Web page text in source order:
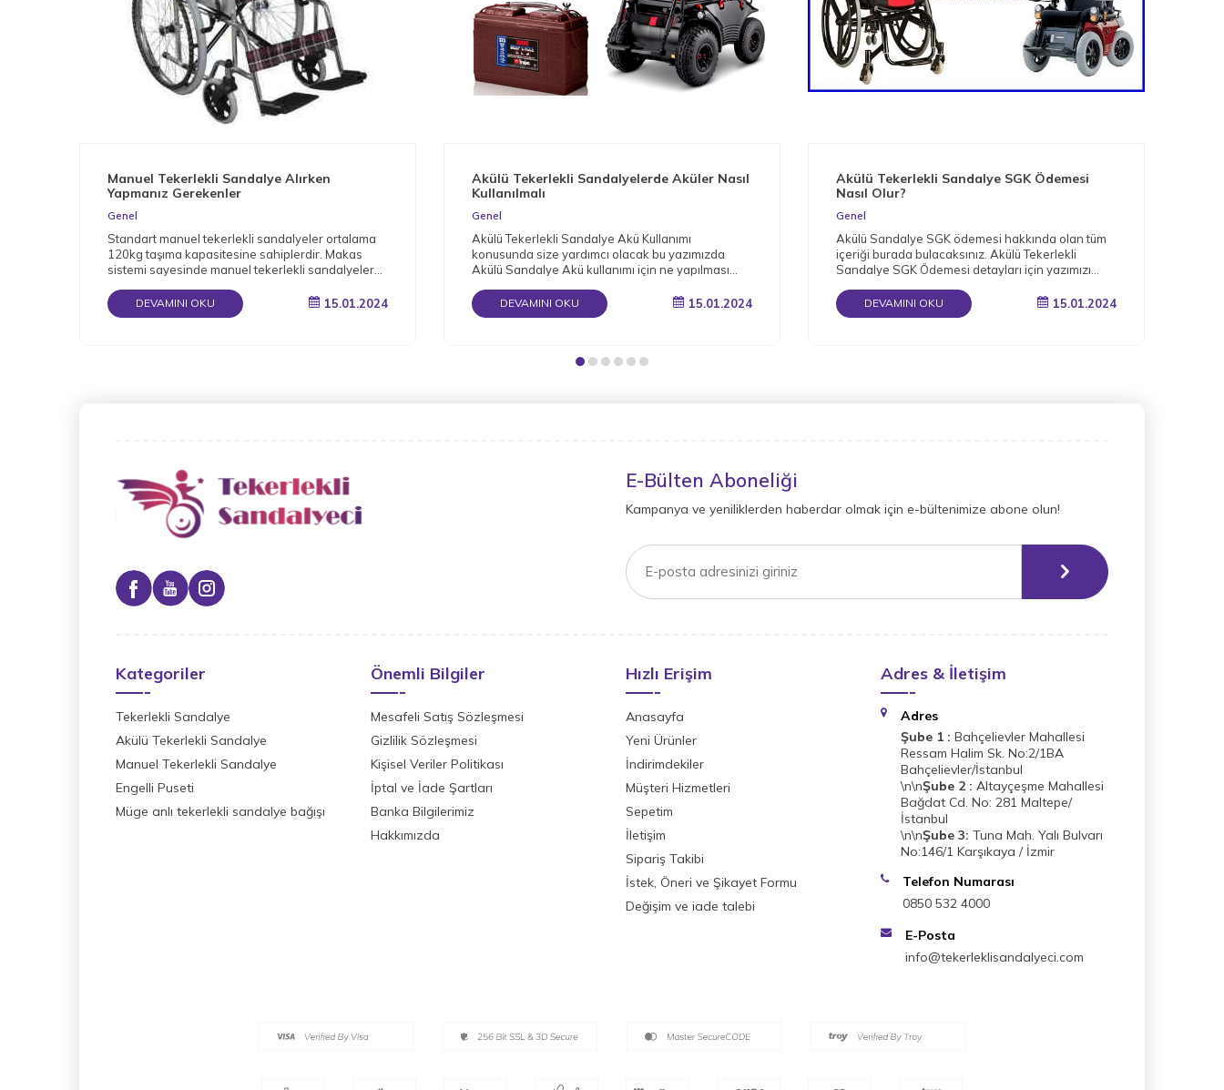
Manuel Tekerlekli Sandalye Alırken
Yapmanız Gerekenler
Genel
Standart manuel tekerlekli sandalyeler ortalama
120kg taşıma kapasitesine sahiplerdir. Makas
sistemi sayesinde manuel tekerlekli sandalyeler
DEVAMINI OKU 15.01.2024
Akülü Tekerlekli Sandalyelerde Aküler Nasıl
Kullanılmalı
Genel
Akülü Tekerlekli Sandalye Akü Kullanımı
konusunda size yardımcı olacak bu yazımızda
Akülü Sandalye Akü kullanımı için ne yapılması
DEVAMINI OKU 15.01.2024
Akülü Tekerlekli Sandalye SGK Ödemesi
Nasıl Olur?
Genel
Akülü Sandalye SGK ödemesi hakkında olan tüm
içeriği burada bulacaksınız. Akülü Tekerlekli
Sandalye SGK Ödemesi detayları için yazımızı
DEVAMINI OKU 15.01.2024
E-Bülten Aboneliği
Kampanya ve yeniliklerden haberdar olmak için e-bültenimize abone olun!
Kategoriler
Tekerlekli Sandalye
Akülü Tekerlekli Sandalye
Manuel Tekerlekli Sandalye
Engelli Puseti
Müge anlı tekerlekli sandalye bağışı
Önemli Bilgiler
Mesafeli Satış Sözleşmesi
Gizlilik Sözleşmesi
Kişisel Veriler Politikası
İptal ve İade Şartları
Banka Bilgilerimiz
Hakkımızda
Hızlı Erişim
Anasayfa
Yeni Ürünler
İndirimdekiler
Müşteri Hizmetleri
Sepetim
İletişim
Sipariş Takibi
İstek, Öneri ve Şikayet Formu
Değişim ve iade talebi
Adres & İletişim
Adres
Şube 1 : Bahçelievler Mahallesi
Ressam Halim Sk. No:2/1BA
Bahçelievler/İstanbul
\n\nŞube 2 : Altayçeşme Mahallesi
Bağdat Cd. No: 281 Maltepe/
İstanbul
\n\nŞube 3: Tuna Mah. Yalı Bulvarı
No:146/1 Karşıkaya / İzmir
Telefon Numarası
0850 532 4000
E-Posta
info@tekerleklisandalyeci.com